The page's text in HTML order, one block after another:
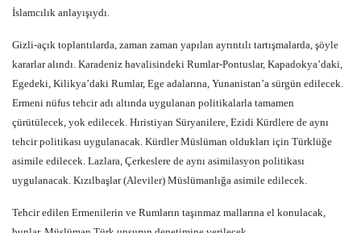
İslamcılık anlayışıydı.
Gizli-açık toplantılarda, zaman zaman yapılan ayrıntılı tartışmalarda, şöyle
kararlar alındı. Karadeniz havalisindeki Rumlar-Pontuslar, Kapadokya’daki,
Egedeki, Kilikya’daki Rumlar, Ege adalarına, Yunanistan’a sürgün edilecek.
Ermeni nüfus tehcir adı altında uygulanan politikalarla tamamen
çürütülecek, yok edilecek. Hıristiyan Süryanilere, Ezidi Kürdlere de aynı
tehcir politikası uygulanacak. Kürdler Müslüman oldukları için Türklüğe
asimile edilecek. Lazlara, Çerkeslere de aynı asimilasyon politikası
uygulanacak. Kızılbaşlar (Aleviler) Müslümanlığa asimile edilecek.
Tehcir edilen Ermenilerin ve Rumların taşınmaz mallarına el konulacak,